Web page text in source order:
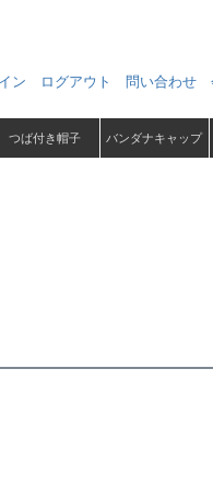
ン ログアウト 問い合わせ
つば付き帽子 バンダナキャップ